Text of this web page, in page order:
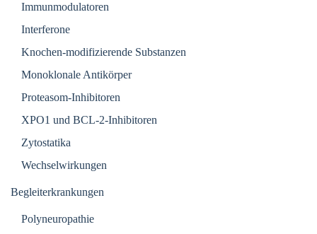
Immunmodulatoren
Interferone
Knochen-modifizierende Substanzen
Monoklonale Antikörper
Proteasom-Inhibitoren
XPO1 und BCL-2-Inhibitoren
Zytostatika
Wechselwirkungen
Begleiterkrankungen
Polyneuropathie